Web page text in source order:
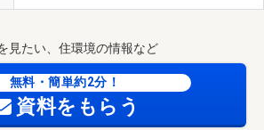
見たい、住環境の情報など
無料・簡単約2分！
資料をもらう